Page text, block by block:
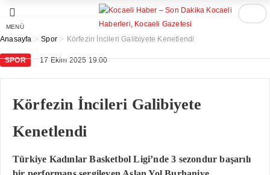
MENÜ
Anasayfa >Spor > Körfezin İncileri Galibiyete Kenetlendi
SPOR 17 Ekim 2025 19:00
Körfezin İncileri Galibiyete
Kenetlendi
Türkiye Kadınlar Basketbol Ligi’nde 3 sezondur başarılı